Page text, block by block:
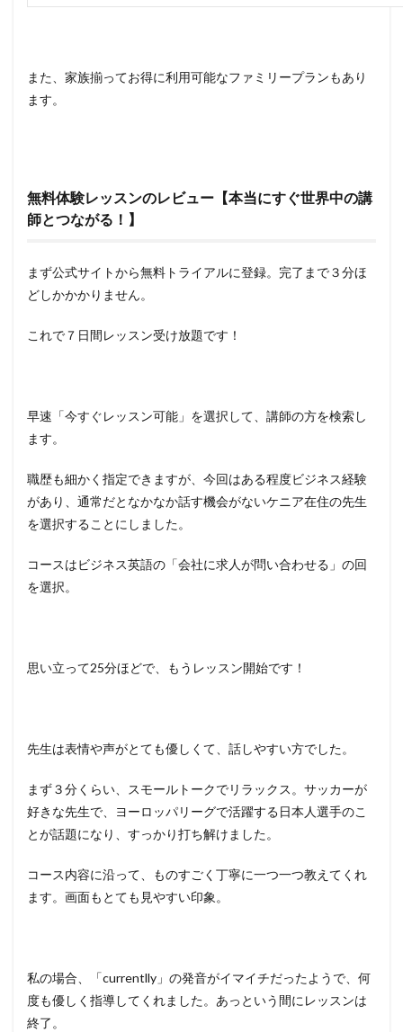
また、家族揃ってお得に利用可能なファミリープランもあり
ます。
無料体験レッスンのレビュー【本当にすぐ世界中の講
師とつながる！】
まず公式サイトから無料トライアルに登録。完了まで３分ほ
どしかかかりません。
これで７日間レッスン受け放題です！
早速「今すぐレッスン可能」を選択して、講師の方を検索し
ます。
職歴も細かく指定できますが、今回はある程度ビジネス経験
があり、通常だとなかなか話す機会がないケニア在住の先生
を選択することにしました。
コースはビジネス英語の「会社に求人が問い合わせる」の回
を選択。
思い立って25分ほどで、もうレッスン開始です！
先生は表情や声がとても優しくて、話しやすい方でした。
まず３分くらい、スモールトークでリラックス。サッカーが
好きな先生で、ヨーロッパリーグで活躍する日本人選手のこ
とが話題になり、すっかり打ち解けました。
コース内容に沿って、ものすごく丁寧に一つ一つ教えてくれ
ます。画面もとても見やすい印象。
私の場合、「currentlly」の発音がイマイチだったようで、何
度も優しく指導してくれました。あっという間にレッスンは
終了。